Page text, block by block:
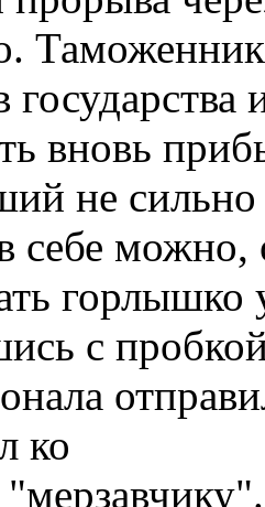
государства
вновь
не сильно
себе
горлышко
с
ко